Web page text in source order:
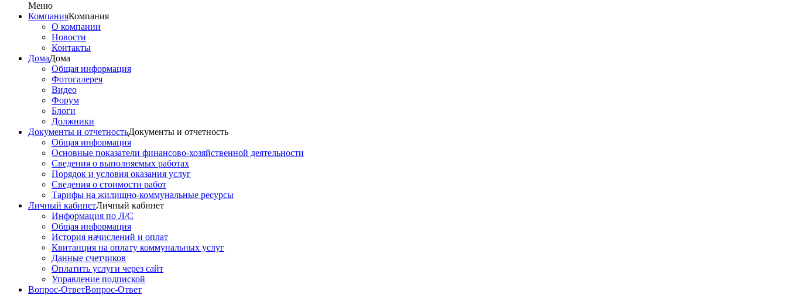
Меню
КомпанияКомпания
О компании
Новости
Контакты
ДомаДома
Общая информация
Фотогалерея
Видео
Форум
Блоги
Должники
Документы и отчетностьДокументы и отчетность
Общая информация
Основные показатели финансово-хозяйственной деятельности
Сведения о выполняемых работах
Порядок и условия оказания услуг
Сведения о стоимости работ
Тарифы на жилищно-коммунальные ресурсы
Личный кабинетЛичный кабинет
Информация по Л/С
Общая информация
История начислений и оплат
Квитанция на оплату коммунальных услуг
Данные счетчиков
Оплатить услуги через сайт
Управление подпиской
Вопрос-ОтветВопрос-Ответ